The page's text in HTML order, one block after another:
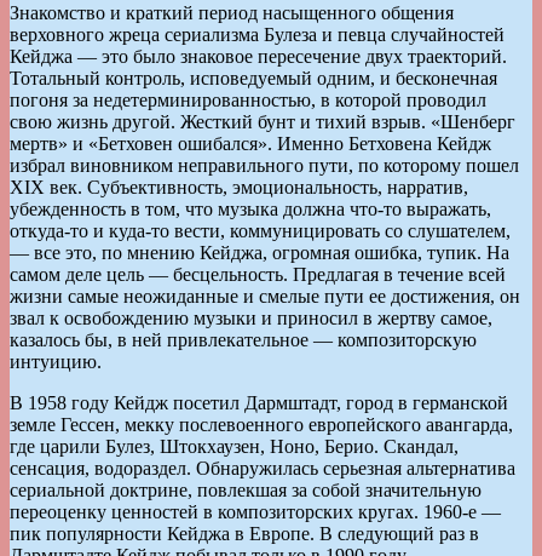
Знакомство и краткий период насыщенного общения
верховного жреца сериализма Булеза и певца случайностей
Кейджа — это было знаковое пересечение двух траекторий.
Тотальный контроль, исповедуемый одним, и бесконечная
погоня за недетерминированностью, в которой проводил
свою жизнь другой. Жесткий бунт и тихий взрыв. «Шенберг
мертв» и «Бетховен ошибался». Именно Бетховена Кейдж
избрал виновником неправильного пути, по которому пошел
XIX век. Субъективность, эмоциональность, нарратив,
убежденность в том, что музыка должна что-то выражать,
откуда-то и куда-то вести, коммуницировать со слушателем,
— все это, по мнению Кейджа, огромная ошибка, тупик. На
самом деле цель — бесцельность. Предлагая в течение всей
жизни самые неожиданные и смелые пути ее достижения, он
звал к освобождению музыки и приносил в жертву самое,
казалось бы, в ней привлекательное — композиторскую
интуицию.
В 1958 году Кейдж посетил Дармштадт, город в германской
земле Гессен, мекку послевоенного европейского авангарда,
где царили Булез, Штокхаузен, Ноно, Берио. Скандал,
сенсация, водораздел. Обнаружилась серьезная альтернатива
сериальной доктрине, повлекшая за собой значительную
переоценку ценностей в композиторских кругах. 1960-е —
пик популярности Кейджа в Европе. В следующий раз в